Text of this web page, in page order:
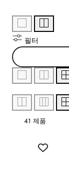
필터
41 제품